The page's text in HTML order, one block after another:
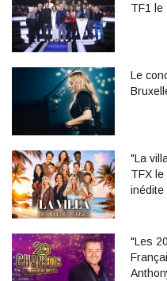
TF1 le
Le
"La
TFX
inédite
"Les